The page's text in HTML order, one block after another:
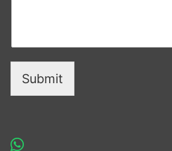
Submit